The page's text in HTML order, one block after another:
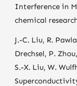
Interference in
chemical
J.-C. Liu, R.
Drechsel, P.
S.-X. Liu, W.